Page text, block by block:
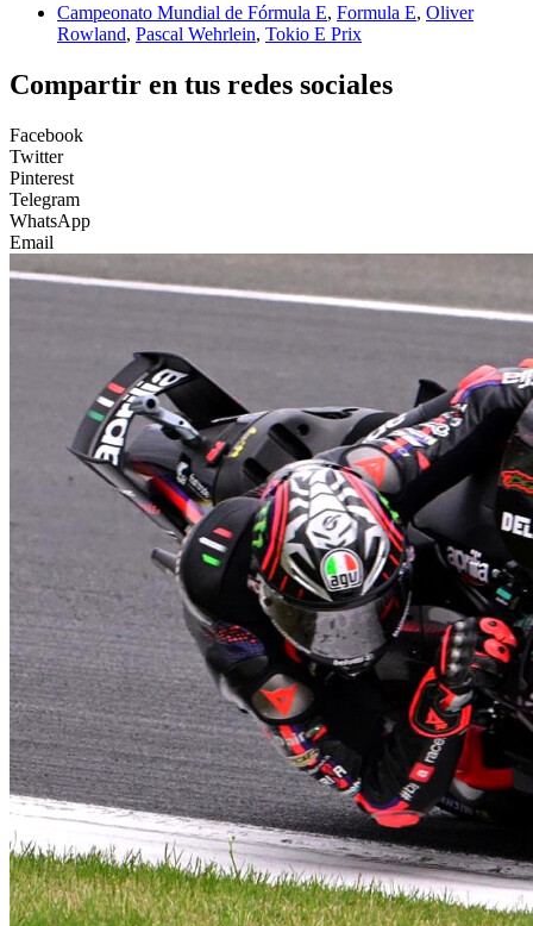
Campeonato Mundial de Fórmula E, Formula E, Oliver
Rowland, Pascal Wehrlein, Tokio E Prix
Compartir en tus redes sociales
Facebook
Twitter
Pinterest
Telegram
WhatsApp
Email